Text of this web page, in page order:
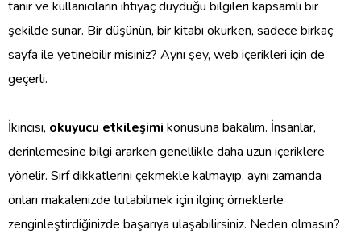
tanır ve kullanıcıların ihtiyaç duyduğu bilgileri kapsamlı bir
şekilde sunar. Bir düşünün, bir kitabı okurken, sadece birkaç
sayfa ile yetinebilir misiniz? Aynı şey, web içerikleri için de
geçerli.
İkincisi, okuyucu etkileşimi konusuna bakalım. İnsanlar,
derinlemesine bilgi ararken genellikle daha uzun içeriklere
yönelir. Sırf dikkatlerini çekmekle kalmayıp, aynı zamanda
onları makalenizde tutabilmek için ilginç örneklerle
zenginleştirdiğinizde başarıya ulaşabilirsiniz. Neden olmasın?